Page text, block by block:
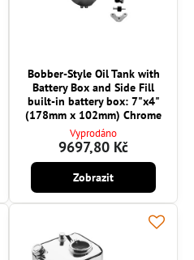
Bobber-Style Oil Tank with
Battery Box and Side Fill
built-in battery box: 7"x4"
(178mm x 102mm) Chrome
Vyprodáno
9697,80 Kč
Zobrazit